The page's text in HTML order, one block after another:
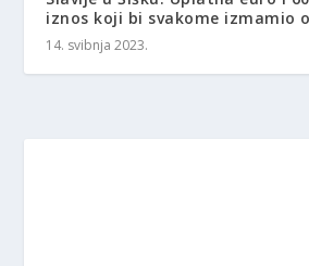
iznos koji bi svakome izmamio
14. svibnja 2023.